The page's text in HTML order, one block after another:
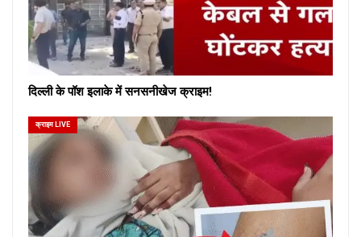
दिल्ली के पॉश इलाके में सनसनीखेज क्राइम!
क्राइम LIVE